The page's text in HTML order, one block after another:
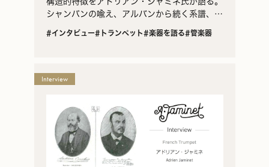
シャンパンの喩え、アルバンから続く系譜、細
の核心を紹介。
#インタビュー#トランペット#楽器を語る#管楽器
Interview